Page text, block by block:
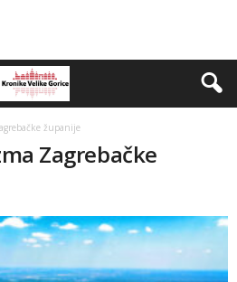
županije
Zagrebačke